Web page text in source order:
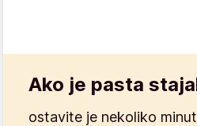
Ako je pasta
ostavite je nekoliko